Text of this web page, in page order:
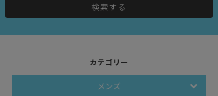
検索する
カテゴリー
メンズ